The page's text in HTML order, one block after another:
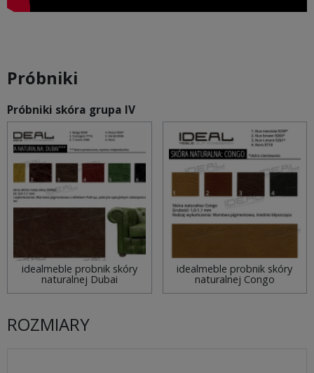
Próbniki
Próbniki skóra grupa IV
idealmeble probnik skóry
naturalnej Dubai
idealmeble probnik skóry
naturalnej Congo
ROZMIARY